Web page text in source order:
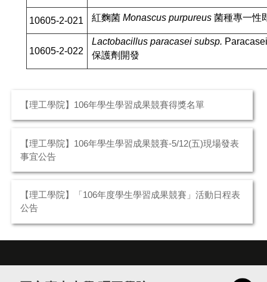
10605-2-021 紅麴菌Monascus purpureus 菌種專一性
10605-2-022
Lactobacillus paracasei subsp.
保護劑開發
【理工學院】106年學生學習成果競賽得獎名單
【理工學院】106年學生學習成果競賽-5/12(五)現場發表
事宜公告
【理工學院】「106年度學生學習成果競賽」活動日程表
公告